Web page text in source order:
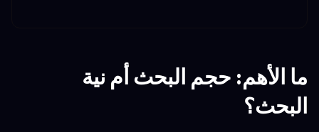
ما الأهم: حجم البحث أم نية
البحث؟